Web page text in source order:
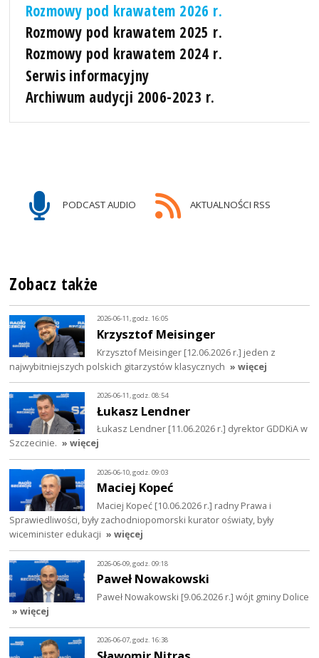
Rozmowy pod krawatem 2026 r.
Rozmowy pod krawatem 2025 r.
Rozmowy pod krawatem 2024 r.
Serwis informacyjny
Archiwum audycji 2006-2023 r.
PODCAST AUDIO AKTUALNOŚCI RSS
Zobacz także
2026-06-11, godz. 16:05
Krzysztof Meisinger
Krzysztof Meisinger [12.06.2026 r.] jeden z
najwybitniejszych polskich gitarzystów klasycznych » więcej
2026-06-11, godz. 08:54
Łukasz Lendner
Łukasz Lendner [11.06.2026 r.] dyrektor GDDKiA w
Szczecinie. » więcej
2026-06-10, godz. 09:03
Maciej Kopeć
Maciej Kopeć [10.06.2026 r.] radny Prawa i
Sprawiedliwości, były zachodniopomorski kurator oświaty, były
wiceminister edukacji » więcej
2026-06-09, godz. 09:18
Paweł Nowakowski
Paweł Nowakowski [9.06.2026 r.] wójt gminy Dolice
» więcej
2026-06-07, godz. 16:38